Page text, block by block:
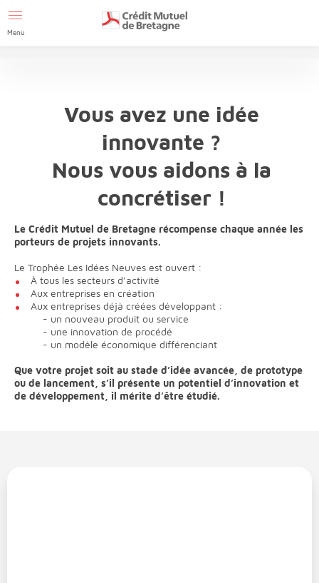
page accessibilité
Menu
Vous avez une idée
innovante ?
Nous vous aidons à la
concrétiser !
Le Crédit Mutuel de Bretagne récompense chaque année les
porteurs de projets innovants.
Le Trophée Les Idées Neuves est ouvert :
À tous les secteurs d’activité
Aux entreprises en création
Aux entreprises déjà créées développant :
- un nouveau produit ou service
- une innovation de procédé
- un modèle économique différenciant
Que votre projet soit au stade d’idée avancée, de prototype
ou de lancement, s’il présente un potentiel d’innovation et
de développement, il mérite d’être étudié.